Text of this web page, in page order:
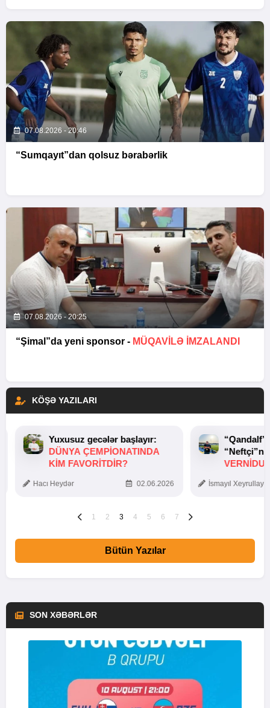
07.08.2026 - 20:46
“Sumqayıt”dan qolsuz bərabərlik
07.08.2026 - 20:25
“Şimal”da yeni sponsor - MÜQAVİLƏ İMZALANDI
KÖŞƏ YAZILARI
Yuxusuz gecələr başlayır:
DÜNYA ÇEMPIONATINDA
KIM FAVORITDIR?
Hacı Heydər 02.06.2026 İsmayıl
1 2 3 4 5 6 7
Bütün Yazılar
SON XƏBƏRLƏR